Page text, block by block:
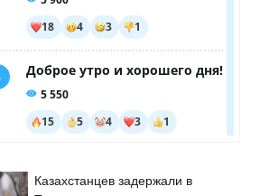
Казахстанцев задержали в